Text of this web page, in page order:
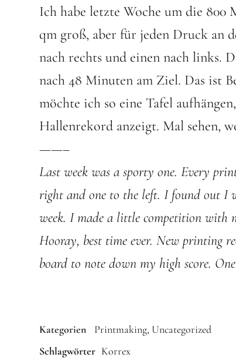
Ich habe letzte Woche um die
qm groß, aber für jeden Druck an
nach rechts und einen nach links.
nach 48 Minuten am Ziel. Das ist
möchte ich so eine Tafel
Hallenrekord anzeigt. Mal sehen,
——–
Last week was a sporty one. Every
right and one to the left. I found out I
week. I made a little competition with
Hooray, best time ever. New printing
board to note down my high score.
Kategorien Printmaking Uncategorized
Schlagwörter Korrex